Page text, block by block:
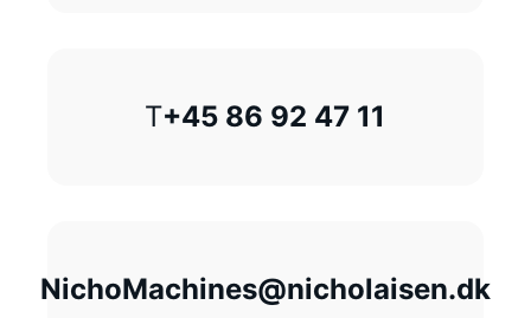
T+45 86 92 47 11
NichoMachines@nicholaisen.dk